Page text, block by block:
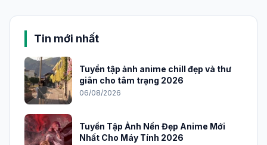
Tin mới nhất
Tuyển tập ảnh anime chill đẹp và thư
giãn cho tâm trạng 2026
06/08/2026
Tuyển Tập Ảnh Nền Đẹp Anime Mới
Nhất Cho Máy Tính 2026